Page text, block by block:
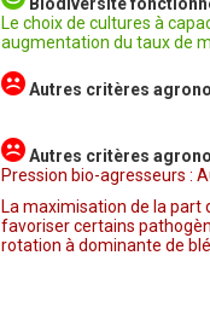
Le choix de cultures à
augmentation du taux de
Autres critères
Autres critères
Pression bio-agresseurs :
La maximisation de la part
favoriser certains
rotation à dominante de blé